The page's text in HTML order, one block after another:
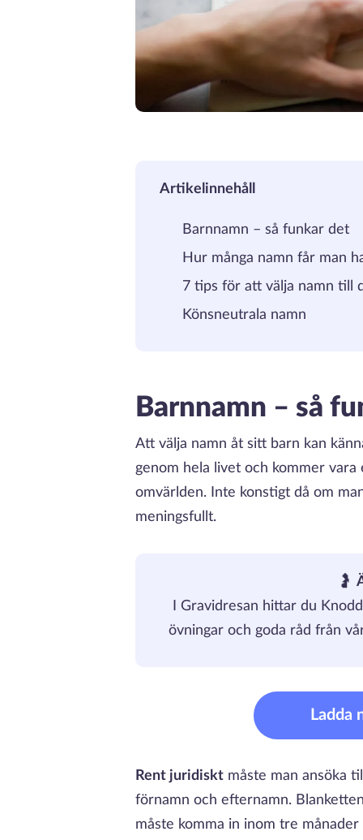
Artikelinnehåll
Barnnamn – så funkar det
Hur många namn får man
7 tips för att välja namn till
Könsneutrala namn
Barnnamn – så
Att välja namn åt sitt barn kan
genom hela livet och kommer
omvärlden. Inte konstigt då om
meningsfullt.
🤰
I Gravidresan hittar du
övningar och goda råd från
Ladda
Rent juridiskt måste man ansöka
förnamn och efternamn.
måste komma in inom tre